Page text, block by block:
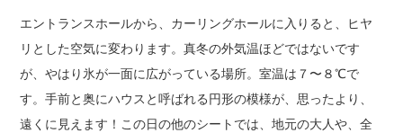
エントランスホールから、カーリングホールに入りると、ヒヤ
リとした空気に変わります。真冬の外気温ほどではないです
が、やはり氷が一面に広がっている場所。室温は７〜８℃で
す。手前と奥にハウスと呼ばれる円形の模様が、思ったより、
遠くに見えます！ この日の他のシートでは、地元の大人や、全